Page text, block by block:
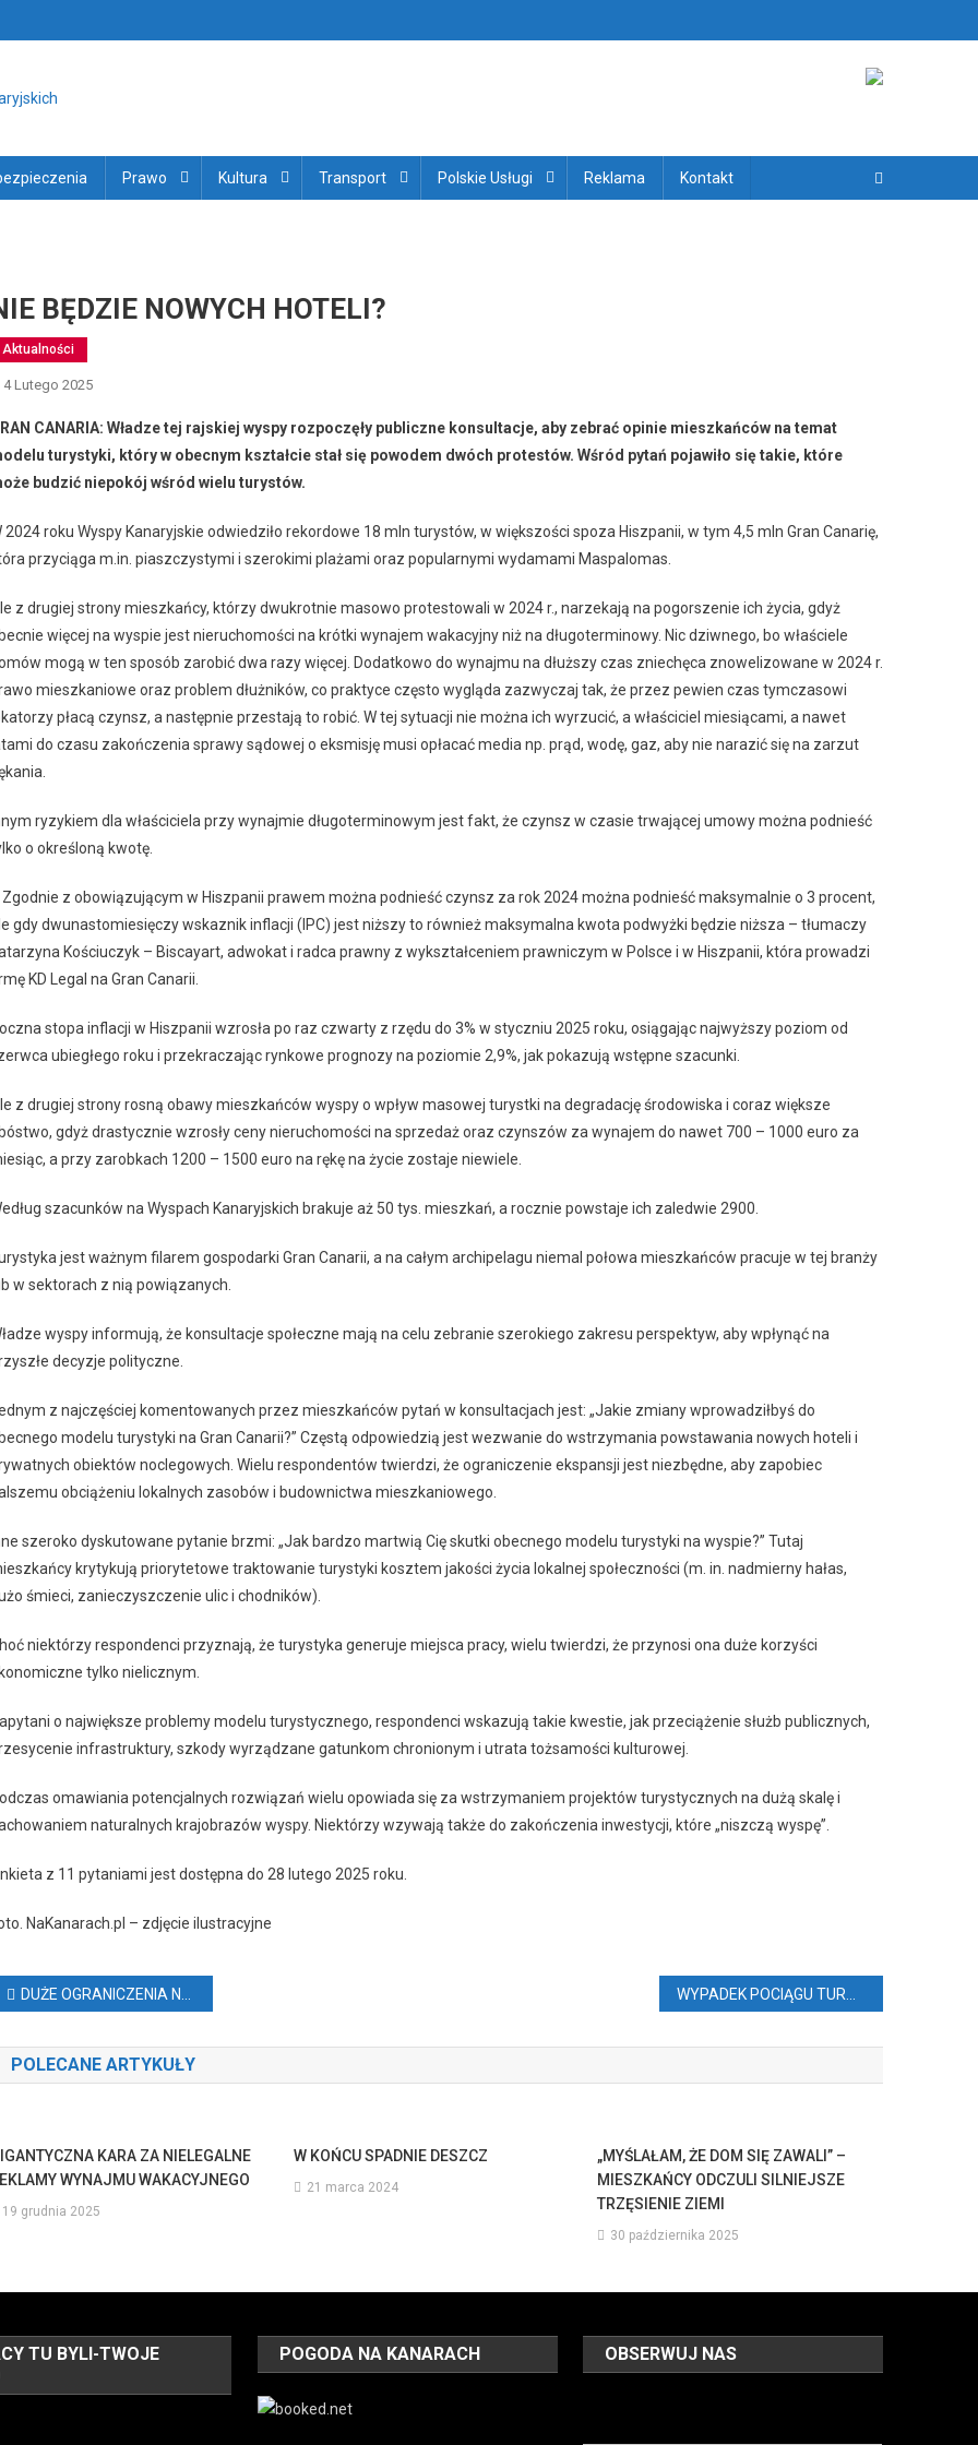
Prawo Kultura Transport Polskie Usługi Reklama Kontakt
BĘDZIE NOWYCH HOTELI?
Aktualności
4 Lutego 2025
CANARIA: Władze tej rajskiej wyspy rozpoczęły publiczne konsultacje, aby zebrać opinie mieszkańców na temat
turystyki, który w obecnym kształcie stał się powodem dwóch protestów. Wśród pytań pojawiło się takie, które
budzić niepokój wśród wielu turystów.
2024 roku Wyspy Kanaryjskie odwiedziło rekordowe 18 mln turystów, w większości spoza Hiszpanii, w tym 4,5 mln Gran Canarię,
przyciąga m.in. piaszczystymi i szerokimi plażami oraz popularnymi wydamami Maspalomas.
z drugiej strony mieszkańcy, którzy dwukrotnie masowo protestowali w 2024 r., narzekają na pogorszenie ich życia, gdyż
więcej na wyspie jest nieruchomości na krótki wynajem wakacyjny niż na długoterminowy. Nic dziwnego, bo właściele
mogą w ten sposób zarobić dwa razy więcej. Dodatkowo do wynajmu na dłuższy czas zniechęca znowelizowane w 2024 r.
mieszkaniowe oraz problem dłużników, co praktyce często wygląda zazwyczaj tak, że przez pewien czas tymczasowi
płacą czynsz, a następnie przestają to robić. W tej sytuacji nie można ich wyrzucić, a właściciel miesiącami, a nawet
do czasu zakończenia sprawy sądowej o eksmisję musi opłacać media np. prąd, wodę, gaz, aby nie narazić się na zarzut
ryzykiem dla właściciela przy wynajmie długoterminowym jest fakt, że czynsz w czasie trwającej umowy można podnieść
o określoną kwotę.
Zgodnie z obowiązującym w Hiszpanii prawem można podnieść czynsz za rok 2024 można podnieść maksymalnie o 3 procent,
gdy dwunastomiesięczy wskaznik inflacji (IPC) jest niższy to również maksymalna kwota podwyżki będzie niższa – tłumaczy
Kościuczyk – Biscayart, adwokat i radca prawny z wykształceniem prawniczym w Polsce i w Hiszpanii, która prowadzi
KD Legal na Gran Canarii.
stopa inflacji w Hiszpanii wzrosła po raz czwarty z rzędu do 3% w styczniu 2025 roku, osiągając najwyższy poziom od
ubiegłego roku i przekraczając rynkowe prognozy na poziomie 2,9%, jak pokazują wstępne szacunki.
z drugiej strony rosną obawy mieszkańców wyspy o wpływ masowej turystki na degradację środowiska i coraz większe
gdyż drastycznie wzrosły ceny nieruchomości na sprzedaż oraz czynszów za wynajem do nawet 700 – 1000 euro za
a przy zarobkach 1200 – 1500 euro na rękę na życie zostaje niewiele.
szacunków na Wyspach Kanaryjskich brakuje aż 50 tys. mieszkań, a rocznie powstaje ich zaledwie 2900.
jest ważnym filarem gospodarki Gran Canarii, a na całym archipelagu niemal połowa mieszkańców pracuje w tej branży
w sektorach z nią powiązanych.
wyspy informują, że konsultacje społeczne mają na celu zebranie szerokiego zakresu perspektyw, aby wpłynąć na
decyzje polityczne.
z najczęściej komentowanych przez mieszkańców pytań w konsultacjach jest: „Jakie zmiany wprowadziłbyś do
modelu turystyki na Gran Canarii?” Częstą odpowiedzią jest wezwanie do wstrzymania powstawania nowych hoteli i
obiektów noclegowych. Wielu respondentów twierdzi, że ograniczenie ekspansji jest niezbędne, aby zapobiec
obciążeniu lokalnych zasobów i budownictwa mieszkaniowego.
szeroko dyskutowane pytanie brzmi: „Jak bardzo martwią Cię skutki obecnego modelu turystyki na wyspie?” Tutaj
krytykują priorytetowe traktowanie turystyki kosztem jakości życia lokalnej społeczności (m. in. nadmierny hałas,
śmieci, zanieczyszczenie ulic i chodników).
niektórzy respondenci przyznają, że turystyka generuje miejsca pracy, wielu twierdzi, że przynosi ona duże korzyści
tylko nielicznym.
o największe problemy modelu turystycznego, respondenci wskazują takie kwestie, jak przeciążenie służb publicznych,
infrastruktury, szkody wyrządzane gatunkom chronionym i utrata tożsamości kulturowej.
omawiania potencjalnych rozwiązań wielu opowiada się za wstrzymaniem projektów turystycznych na dużą skalę i
naturalnych krajobrazów wyspy. Niektórzy wzywają także do zakończenia inwestycji, które „niszczą wyspę”.
z 11 pytaniami jest dostępna do 28 lutego 2025 roku.
NaKanarach.pl – zdjęcie ilustracyjne
Nawigacja
DUŻE OGRANICZENIA NA ROQUE NUBLO
POLECANE ARTYKUŁY
KARA ZA NIELEGALNE
WYNAJMU WAKACYJNEGO
19 grudnia 2025
W KOŃCU SPADNIE DESZCZ
21 marca 2024
„MYŚLAŁAM, ŻE DOM SIĘ ZAWALI” –
MIESZKAŃCY ODCZULI SILNIEJSZE
TRZĘSIENIE ZIEMI
30 października 2025
TU BYLI-TWOJE
POGODA NA KANARACH OBSERWUJ NAS